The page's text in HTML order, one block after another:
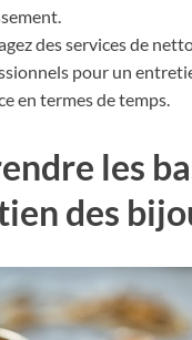
des services de
pour un
en termes de temps.
les
des